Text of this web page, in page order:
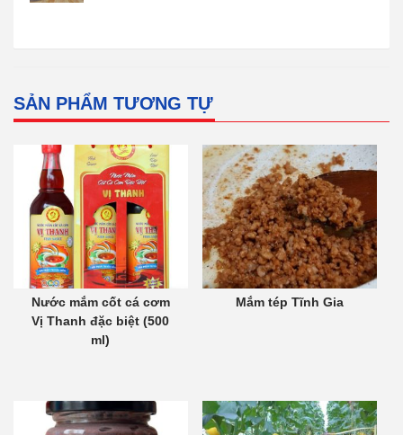
SẢN PHẨM TƯƠNG TỰ
Nước mắm cốt cá cơm
Vị Thanh đặc biệt (500
ml)
Mắm tép Tĩnh Gia